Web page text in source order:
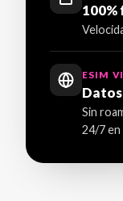
ESIM
Datos
Sin
24/7 en